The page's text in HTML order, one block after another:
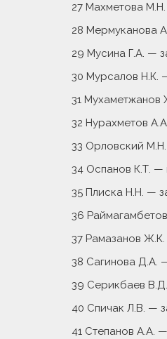
27 Махметова
28 Мермуканова
29 Мусина Г.А. —
30 Мурсалов Н.К.
31 Мухаметжанов
32 Нурахметов
33 Орловский
34 Оспанов К.Т. —
35 Плиска Н.Н. —
36
37 Рамазанов
38 Сагинова Д.А.
39 Серикбаев
40 Спичак Л.В. —
41 Степанов А.А.